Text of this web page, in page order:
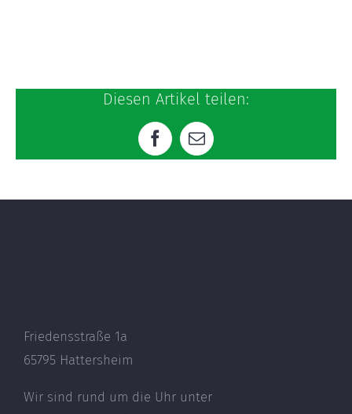
Diesen Artikel teilen:
Facebook
E-
Mail
Friedensstraße 1a
65795 Hattersheim
Wir sind rund um die Uhr unter